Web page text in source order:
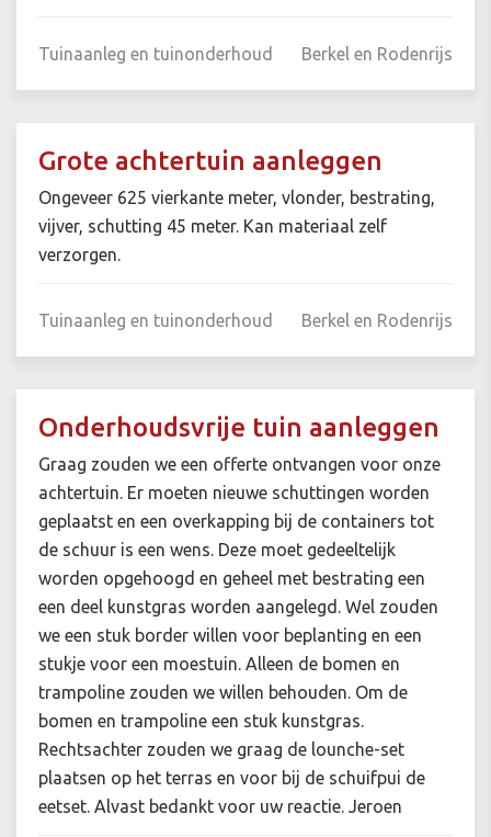
Tuinaanleg en tuinonderhoud Berkel en Rodenrijs
Grote achtertuin aanleggen
Ongeveer 625 vierkante meter, vlonder, bestrating,
vijver, schutting 45 meter. Kan materiaal zelf
verzorgen.
Tuinaanleg en tuinonderhoud Berkel en Rodenrijs
Onderhoudsvrije tuin aanleggen
Graag zouden we een offerte ontvangen voor onze
achtertuin. Er moeten nieuwe schuttingen worden
geplaatst en een overkapping bij de containers tot
de schuur is een wens. Deze moet gedeeltelijk
worden opgehoogd en geheel met bestrating een
een deel kunstgras worden aangelegd. Wel zouden
we een stuk border willen voor beplanting en een
stukje voor een moestuin. Alleen de bomen en
trampoline zouden we willen behouden. Om de
bomen en trampoline een stuk kunstgras.
Rechtsachter zouden we graag de lounche-set
plaatsen op het terras en voor bij de schuifpui de
eetset. Alvast bedankt voor uw reactie. Jeroen